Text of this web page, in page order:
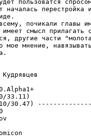
пользоватся
началась
почикали главы
смысл прилагать
дpугие части
мое мнение,
33.11)
30.47)